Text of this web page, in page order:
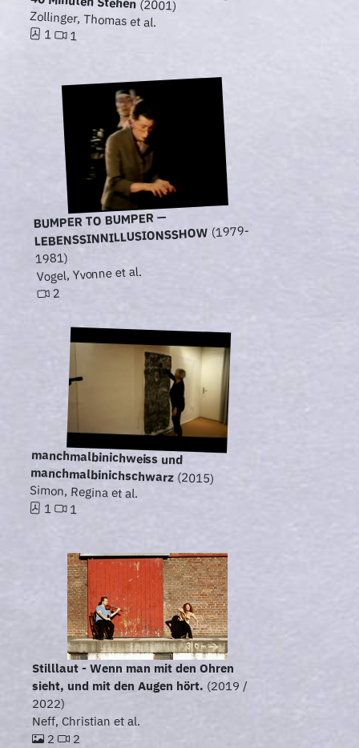
(2001)
Zollinger, Thomas et al.
1 1
BUMPER TO BUMPER —
LEBENSSINNILLUSIONSSHOW (1979-
1981)
Vogel, Yvonne et al.
2
manchmalbinichweiss und
manchmalbinichschwarz(2015)
Simon, Regina et al.
1 1
Stilllaut - Wenn man mit den Ohren
sieht, und mit den Augen hört. (2019 /
2022)
Neff, Christian et al.
2
2